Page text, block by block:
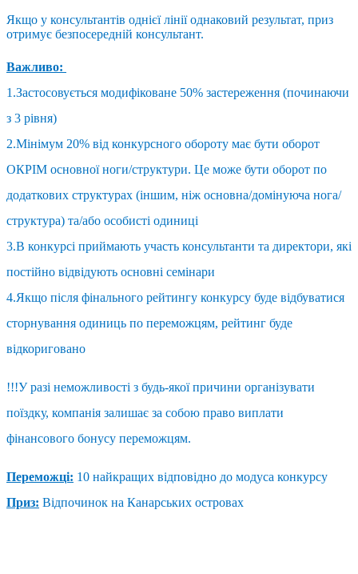
Якщо у консультантів однієї лінії однаковий результат, приз
отримує безпосередній консультант.
Важливо:
1.Застосовується модифіковане 50% застереження (починаючи
з 3 рівня)
2.Мінімум 20% від конкурсного обороту має бути оборот
ОКРІМ основної ноги/структури. Це може бути оборот по
додаткових структурах (іншим, ніж основна/домінуюча нога/
структура) та/або особисті одиниці
3.В конкурсі приймають участь консультанти та директори, які
постійно відвідують основні семінари
4.Якщо після фінального рейтингу конкурсу буде відбуватися
сторнування одиниць по переможцям, рейтинг буде
відкориговано
!!!У разі неможливості з будь-якої причини організувати
поїздку, компанія залишає за собою право виплати
фінансового бонусу переможцям.
Переможці: 10 найкращих відповідно до модуса конкурсу
Приз: Відпочинок на Канарських островах